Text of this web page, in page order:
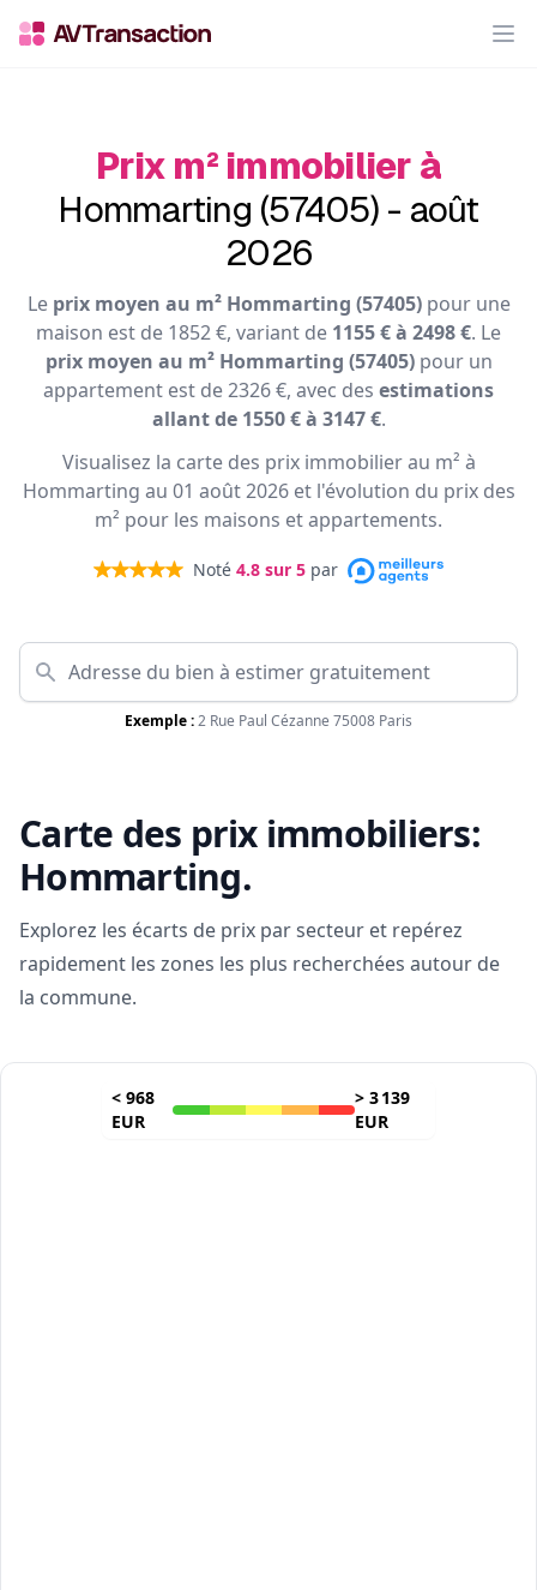
Prix m² immobilier à
Hommarting (57405) - août
2026
Le prix moyen au m² Hommarting (57405)pour une
maison est de 1852 €, variant de 1155 € à 2498 €. Le
prix moyen au m² Hommarting (57405)pour un
appartement est de 2326 €, avec des estimations
allant de 1550 € à 3147 €.
Visualisez la carte des prix immobilier au m² à
Hommarting au 01 août 2026 et l'évolution du prix des
m² pour les maisons et appartements.
Noté 4.8 sur 5 par
Exemple :2 Rue Paul Cézanne 75008 Paris
Carte des prix immobiliers:
Hommarting.
Explorez les écarts de prix par secteur et repérez
rapidement les zones les plus recherchées autour de
la commune.
< 968
EUR
> 3 139
EUR